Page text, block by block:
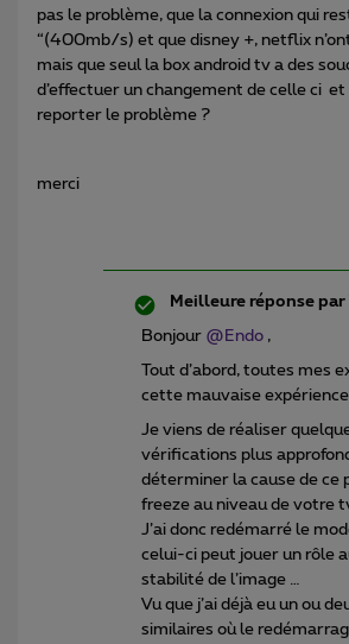
pas le problème, que la connexion qui
“(400mb/s) et que disney +, netflix
mais que seul la box android tv a des
d’effectuer un changement de celle ci et
reporter le problème ?
merci
Meilleure réponse par
Bonjour @Endo ,
Tout d’abord, toutes mes
cette mauvaise
Je viens de réaliser
vérifications plus
déterminer la cause de ce
freeze au niveau de votre
J’ai donc redémarré le
celui-ci peut jouer un rôle
stabilité de l’image …
Vu que j’ai déjà eu un ou
similaires où le